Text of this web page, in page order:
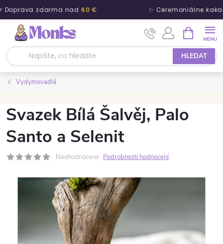
Doprava zdarma nad60 € ✨ Ceremoniálne
Přejít na obsah
HLEDAT
Vydymovadlá
Svazek Bílá Šalvěj, Palo
Santo a Selenit
Neohodnoceno Podrobnosti hodnocení